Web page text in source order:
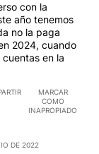
con la
año tenemos
no la paga
2024, cuando
en la
MARCAR
COMO
INAPROPIADO
DE 2022